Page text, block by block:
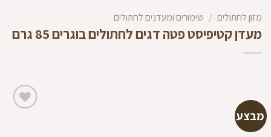
מזון לחתולים / שימורים ומעדנים לחתולים
מעדן קטיפיסט פטה דגים לחתולים בוגרים 85 גרם
מבצע